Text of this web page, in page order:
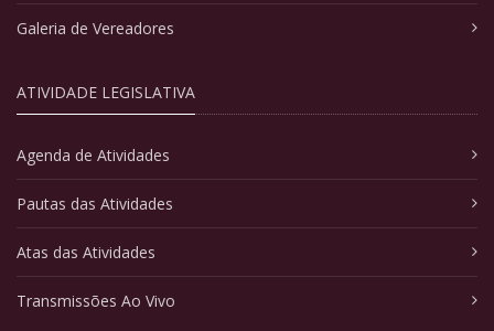
Galeria de Vereadores
ATIVIDADE LEGISLATIVA
Agenda de Atividades
Pautas das Atividades
Atas das Atividades
Transmissões Ao Vivo